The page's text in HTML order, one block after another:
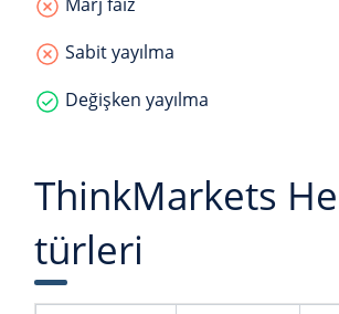
Sabit yayılma
Değişken yayılma
ThinkMarkets
türleri